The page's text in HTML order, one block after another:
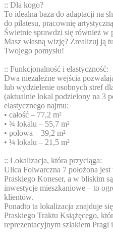
:: Dla kogo?
To idealna baza do adaptacji na
do pilatesu, pracownię
Świetnie sprawdzi się również w
Masz własną wizję? Zrealizuj ją
Twojego pomysłu!
:: Funkcjonalność i elastyczność:
Dwa niezależne wejścia
lub wydzielenie osobnych stref
(aktualnie lokal podzielony na 3
elastycznego najmu:
• całość – 77,2 m²
• ¾ lokalu – 55,7 m²
• połowa – 39,2 m²
• ¼ lokalu – 21,5 m²
:: Lokalizacja, która przyciąga:
Ulica Folwarczna 7 położona
Praskiego Koneser, a w bliskim
inwestycje mieszkaniowe – to
klientów.
Ponadto ta lokalizacja znajduje
Praskiego Traktu Książęcego,
reprezentacyjnym szlakiem Pragi